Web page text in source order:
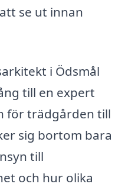
se ut innan
i Ödsmål
till en expert
för trädgården till
sig bortom bara
till
och hur olika